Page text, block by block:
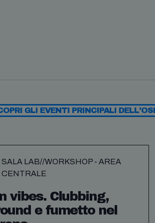
GLI EVENTI PRINCIPALI
SALA LAB//WORKSHOP - AREA
CENTRALE
vibes. Clubbing,
e fumetto nel